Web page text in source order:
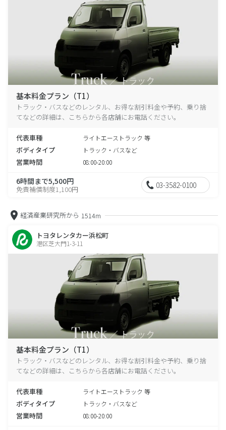
基本料金プラン（T1）
トラック・バスなどのレンタル、お得な割引料金や予約、乗り捨
てなどの詳細は、こちらから各店舗にお電話ください。
代表車種 ライトエーストラック 等
ボディタイプ トラック・バスなど
営業時間 08:00-20:00
6時間まで5,500円
免責補償制度1,100円 03-3582-0100
経済産業研究所から 1514m
トヨタレンタカー浜松町
港区芝大門1-3-11
基本料金プラン（T1）
トラック・バスなどのレンタル、お得な割引料金や予約、乗り捨
てなどの詳細は、こちらから各店舗にお電話ください。
代表車種 ライトエーストラック 等
ボディタイプ トラック・バスなど
営業時間 08:00-20:00